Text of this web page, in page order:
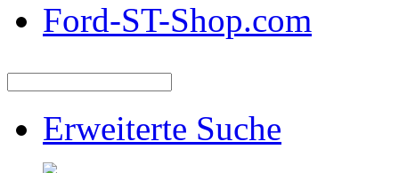
Ford-ST-Shop.com
Erweiterte Suche